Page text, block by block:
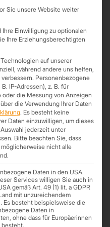
Telefonnummer an!
akzeptiere ich die
deutschland.de.
Sie unsere Website weiter
Ihre Einwilligung zu optionalen
Ihre Erziehungsberechtigten
auf unserer
während andere uns helfen,
Personenbezogene
IP-Adressen), z. B. für
die Messung von Anzeigen
die Verwendung Ihrer Daten
. Es besteht keine
Daten einzuwilligen, um dieses
jederzeit unter
Bitte beachten Sie, dass
nicht alle
Daten in den USA.
Services willigen Sie auch in
gemäß Art. 49 (1) lit. a GDPR
mit unzureichendem
Es besteht beispielsweise die
Daten in
ohne dass für Europäerinnen
besteht.